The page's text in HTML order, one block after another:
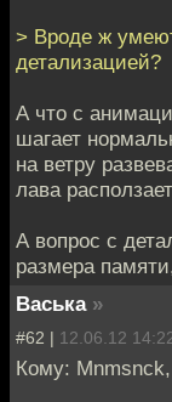
> Вроде ж
детализацией?
А что с
шагает
на ветру
лава
А вопрос с
размера
Васька »
#62 | 12.06.12
Кому: Mnmsnck,